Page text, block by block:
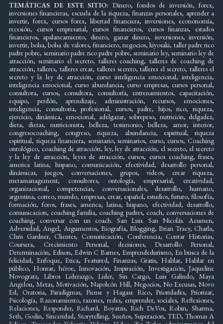
TEMÁTICAS DE ESTE SITIO: Dinero, fondos de inversión, forex,
inversiones financieras, escuela de la riqueza, finanzas personales, aprender a
invertir, forex, cursos forex, libertad financiera, inversiones, econonomía,
recesión, cursos empresarial, cursos financieros, cursos finanzas, estados
financieros, apalancamiento, dinero, ganar dinero, inversiones, inversión,
invertir, bolsa, bolsa de valores, financiero, negocios, kiyosaki, taller padre rico
padre pobre, seminario padre rico padre pobre, seminario ley, seminario ley de
atracción, seminario el secreto, talleres coaching, talleres de coaching de
atracción, talleres, talleres crear, talleres secreto, talleres el secreto, talleres el
secreto y la ley de atracción, curso inteligencia emocional, inteligencia,
inteligencia emocional, curso abundancia, curso empresas, cursos personal,
consultora, cursos, consultora, consultoría, entrenamientos, capacitación,
equipo, perdón, aprendizaje, administración, recursos, emociones,
inteligencia, consultoria, profesional, cursos, padre, hijos, rico, riqueza,
ejercicio, dinámica, emocional, adelgazar, sobrepeso, nutrición, delgadez,
dieta, dietas, nutricionista, belleza, testimonio, belleza, amor, interior,
congresocoaching, congreso, riqueza, abundancia, espiritual, riqueza
espiritual, riqueza financiera, seminario, seminarios, curso, cursos, Coaching
ontológico, coaching de atracción, ley, ley de atracción, el secreto, el secreto
y la ley de atracción, leyes de atracción, cursos, cursos coaching, frases,
america latina, hispano, comunicación, efectividad, desarrollo personal,
dinámicas, juegos, conversaciones, grupos, videos, crear riqueza,
metamanagement, consultores, ontología, empresarial, creatividad,
organizacional, competencias, conversacionales, desarrollo, humano,
argentina, correo, mundo, empresas, crear, español, estudios, futuro, filosofía,
formación, foros, frases, america, latina, hispano, efectividad, desarrollo,
comunicacion, coaching familia, coaching padres, coach, conversaciones de
coaching, conversar con un coach. San Luis. San Nicolás. Acumen,
Adversidad, Angel, Argumentos, Biografía, Blogging, Brian Tracy, Charla,
Chris Gardner, Clientes, Comunicación, Conferencia, Contar Historias,
Coursera, Crecimiento Personal, decisiones, Desarrollo Personal,
Determinación, Edison, Edwin C Barnes, Emprendedurismo, En busca de la
felicidad, Enfoque, Etica, Featured, Finanzas, Gratis, Hablar, Hablar en
público, Honrar, héroe, Innovación, Inspiración, Investigación, Jaqueline
Novogratz, Libros Liderazgo, Lider, Sin Cargo, Luis Galindo, Maya
Angelou, Metas, Motivación, Napoleón Hill, Negocios, No Excusas, Novo
Ed, Oratoria, Paradigmas, Piense y Hagase Rico, Prioridades, Priorizar,
Psicología, Razonamiento, razones, redes, emprender, sociales, Reflexiones,
Relaciones, Responder, Richard, Boyatzis, Rich DeVos, Robin, Sharma,
Seth, Godin, Sinceridad, Storytelling, Sueños, Superacion, TED, Thomas A